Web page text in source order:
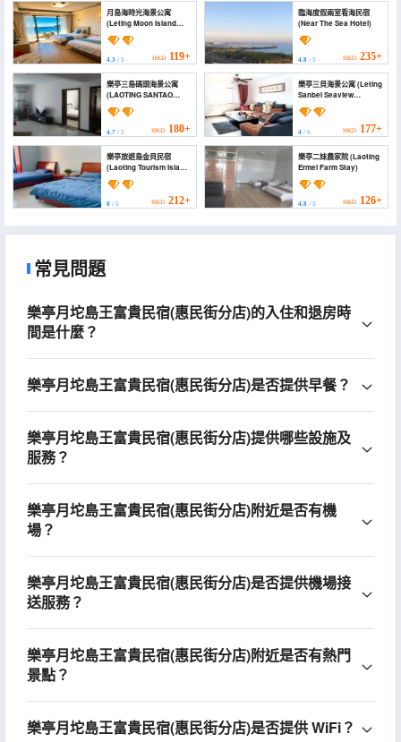
月島海時光海景公寓
(Leting Moon Island
sea time holiday
apartment)
4.3 / 5 HKD 119+
臨海度假兩室看海民宿
(Near The Sea Hotel)
4.8/ 5 HKD 235+
樂亭三島碼頭海景公寓
(LAOTING SANTAO
DOCK HOTEL)
4.7 / 5 HKD 180+
樂亭三貝海景公寓 (Leting
Sanbei Seaview
Apartment Leting
Impression)
4/ 5 HKD 177+
樂亭旅遊島金貝民宿
(Laoting Tourism Island
Jinbei Homestay)
0 / 5 HKD 212+
樂亭二妹農家院 (Laoting
Ermei Farm Stay)
4.8/ 5 HKD 126+
常見問題
樂亭月坨島王富貴民宿(惠民街分店)的入住和退房時
間是什麼？
樂亭月坨島王富貴民宿(惠民街分店)是否提供早餐？
樂亭月坨島王富貴民宿(惠民街分店)提供哪些設施及
服務？
樂亭月坨島王富貴民宿(惠民街分店)附近是否有機
場？
樂亭月坨島王富貴民宿(惠民街分店)是否提供機場接
送服務？
樂亭月坨島王富貴民宿(惠民街分店)附近是否有熱門
景點？
樂亭月坨島王富貴民宿(惠民街分店)是否提供 WiFi？